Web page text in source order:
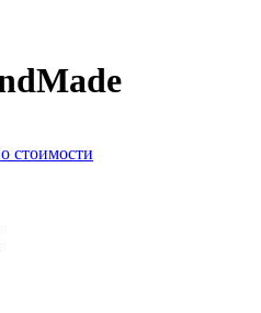
стоимости